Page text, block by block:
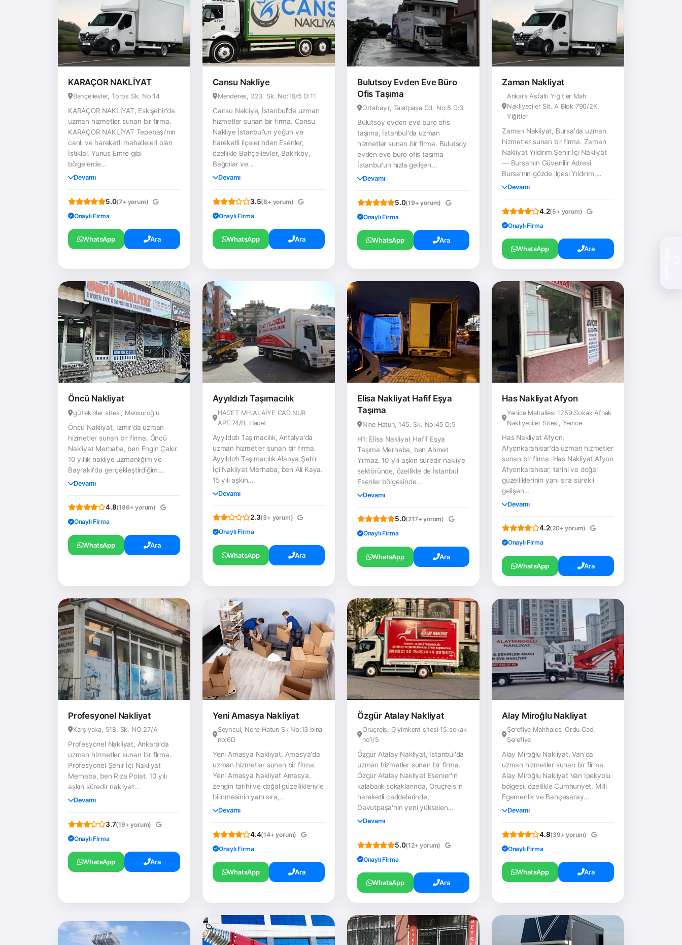
KARAÇOR NAKLİYAT
Bahçelievler, Toros Sk. No:14
KARAÇOR NAKLİYAT, Eskişehir'da
uzman hizmetler sunan bir firma.
KARAÇOR NAKLİYAT Tepebaşı’nın
canlı ve hareketli mahalleleri olan
İstiklal, Yunus Emre gibi
bölgelerde...
Devamı
5.0(7+ yorum)
Onaylı Firma
WhatsApp Ara
Cansu Nakliye
Menderes, 323. Sk. No:18/5 D:11
Cansu Nakliye, İstanbul'da uzman
hizmetler sunan bir firma. Cansu
Nakliye İstanbul’un yoğun ve
hareketli ilçelerinden Esenler,
özellikle Bahçelievler, Bakırköy,
Bağcılar ve...
Devamı
3.5(8+ yorum)
Onaylı Firma
WhatsApp Ara
Bulutsoy Evden Eve Büro
Ofis Taşıma
Ortabayır, Talatpaşa Cd. No:8 D:3
Bulutsoy evden eve büro ofis
taşıma, İstanbul'da uzman
hizmetler sunan bir firma. Bulutsoy
evden eve büro ofis taşıma
İstanbul’un hızla gelişen...
Devamı
5.0(19+ yorum)
Onaylı Firma
WhatsApp Ara
Zaman Nakliyat
Ankara Asfaltı Yiğitler Mah.
Nakliyeciler Sit. A Blok 790/2K,
Yiğitler
Zaman Nakliyat, Bursa'da uzman
hizmetler sunan bir firma. Zaman
Nakliyat Yıldırım Şehir İçi Nakliyat
— Bursa’nın Güvenilir Adresi
Bursa’nın gözde ilçesi Yıldırım,...
Devamı
4.2(5+ yorum)
Onaylı Firma
WhatsApp Ara
Öncü Nakliyat
gültekinler sitesi, Mansuroğlu
Öncü Nakliyat, İzmir'da uzman
hizmetler sunan bir firma. Öncü
Nakliyat Merhaba, ben Engin Çakır.
10 yıllık nakliye uzmanlığım ve
Bayraklı'da gerçekleştirdiğim...
Devamı
4.8(186+ yorum)
Onaylı Firma
WhatsApp Ara
Ayyıldızlı Taşımacılık
HACET MH.ALAİYE CAD.NUR
APT.74/B, Hacet
Ayyıldızlı Taşımacılık, Antalya'da
uzman hizmetler sunan bir firma.
Ayyıldızlı Taşımacılık Alanya Şehir
İçi Nakliyat Merhaba, ben Ali Kaya.
15 yılı aşkın...
Devamı
2.3(3+ yorum)
Onaylı Firma
WhatsApp Ara
Elisa Nakliyat Hafif Eşya
Taşıma
Nine Hatun, 145. Sk. No:45 D:5
H1: Elisa Nakliyat Hafif Eşya
Taşıma Merhaba, ben Ahmet
Yılmaz. 10 yılı aşkın süredir nakliye
sektöründe, özellikle de İstanbul
Esenler bölgesinde...
Devamı
5.0(217+ yorum)
Onaylı Firma
WhatsApp Ara
Has Nakliyat Afyon
Yenice Mahallesi 1259.Sokak Afnak
Nakliyeciler Sitesi, Yenice
Has Nakliyat Afyon,
Afyonkarahisar'da uzman hizmetler
sunan bir firma. Has Nakliyat Afyon
Afyonkarahisar, tarihi ve doğal
güzelliklerinin yanı sıra sürekli
gelişen...
Devamı
4.2(20+ yorum)
Onaylı Firma
WhatsApp Ara
Profesyonel Nakliyat
Karşıyaka, 518. Sk. NO:27/A
Profesyonel Nakliyat, Ankara'da
uzman hizmetler sunan bir firma.
Profesyonel Şehir İçi Nakliyat
Merhaba, ben Rıza Polat. 10 yılı
aşkın süredir nakliyat...
Devamı
3.7(19+ yorum)
Onaylı Firma
WhatsApp Ara
Yeni Amasya Nakliyat
Şeyhcui, Nene Hatun Sk No:13 bina
no:6D
Yeni Amasya Nakliyat, Amasya'da
uzman hizmetler sunan bir firma.
Yeni Amasya Nakliyat Amasya,
zengin tarihi ve doğal güzellikleriyle
bilinmesinin yanı sıra,...
Devamı
4.4(14+ yorum)
Onaylı Firma
WhatsApp Ara
Özgür Atalay Nakliyat
Oruçreis, Giyimkent sitesi 15.sokak
no1/5
Özgür Atalay Nakliyat, İstanbul'da
uzman hizmetler sunan bir firma.
Özgür Atalay Nakliyat Esenler'in
kalabalık sokaklarında, Oruçreis'in
hareketli caddelerinde,
Davutpaşa'nın yeni yükselen...
Devamı
5.0(12+ yorum)
Onaylı Firma
WhatsApp Ara
Alay Miroğlu Nakliyat
Şerefiye Mahhalesi Ordu Cad,
Şerefiye
Alay Miroğlu Nakliyat, Van'da
uzman hizmetler sunan bir firma.
Alay Miroğlu Nakliyat Van İpekyolu
bölgesi, özellikle Cumhuriyet, Milli
Egemenlik ve Bahçesaray...
Devamı
4.8(39+ yorum)
Onaylı Firma
WhatsApp Ara